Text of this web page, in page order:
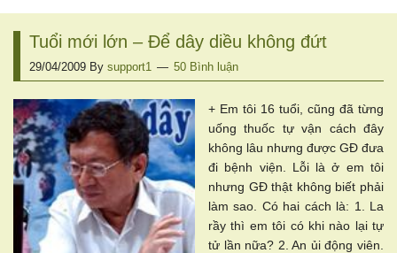
Tuổi mới lớn – Để dây diều không đứt
29/04/2009 By support1 50 Bình luận
+ Em tôi 16 tuổi, cũng đã từng
uống thuốc tự vận cách đây
không lâu nhưng được GĐ đưa
đi bệnh viện. Lỗi là ở em tôi
nhưng GĐ thật không biết phải
làm sao. Có hai cách là: 1. La
rầy thì em tôi có khi nào lại tự
tử lần nữa? 2. An ủi động viên.